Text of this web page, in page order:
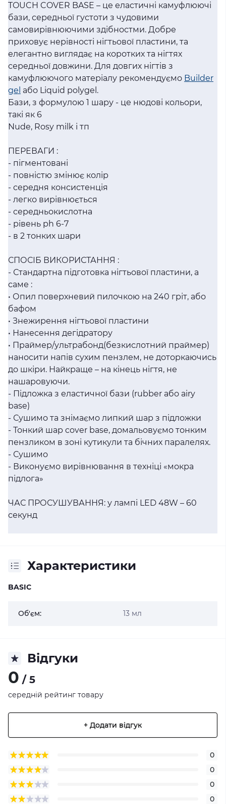
TOUCH COVER BASE – це еластичні камуфлюючі
бази, середньої густоти з чудовими
самовирівнюючими здібностми. Добре
приховує нерівності нігтьової пластини, та
елегантно виглядає на коротких та нігтях
середньої довжини. Для довгих нігтів з
камуфлюючого матеріалу рекомендуємо Builder
gel або Liquid polygel.
Бази, з формулою 1 шару - це нюдові кольори,
такі як 6
Nude, Rosy milk і тп
ПЕРЕВАГИ :
- пігментовані
- повністю змінює колір
- середня консистенція
- легко вирівнюється
- середньокислотна
- рівень ph 6-7
- в 2 тонких шари
СПОСІБ ВИКОРИСТАННЯ :
- Стандартна підготовка нігтьової пластини, а
саме :
• Опил поверхневий пилочкою на 240 гріт, або
бафом
• Знежирення нігтьової пластини
• Нанесення дегідратору
• Праймер/ультрабонд(безкислотний праймер)
наносити напів сухим пензлем, не доторкаючись
до шкіри. Найкраще – на кінець нігтя, не
нашаровуючи.
- Підложка з еластичної бази (rubber або airy
base)
- Сушимо та знімаємо липкий шар з підложки
- Тонкий шар cover base, домальовуємо тонким
пензликом в зоні кутикули та бічних паралелях.
- Сушимо
- Виконуємо вирівнювання в техніці «мокра
підлога»
ЧАС ПРОСУШУВАННЯ: у лампі LED 48W – 60
секунд
Характеристики
BASIC
Об'єм: 13 мл
Відгуки
0 / 5
середній рейтинг товару
+ Додати відгук
0
0
0
0